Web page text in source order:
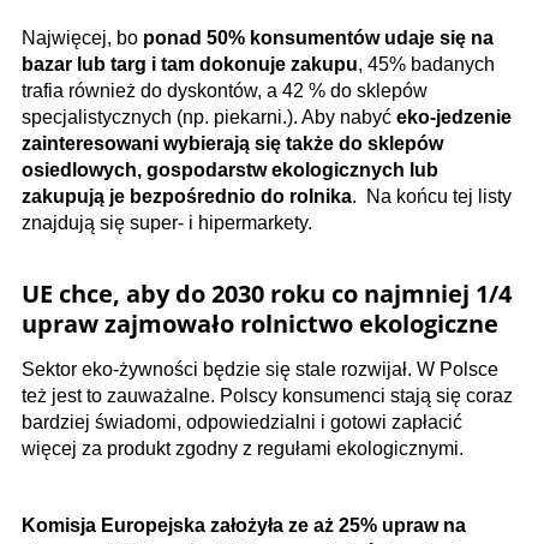
Najwięcej, bo ponad 50% konsumentów udaje się na
bazar lub targ i tam dokonuje zakupu, 45% badanych
trafia również do dyskontów, a 42 % do sklepów
specjalistycznych (np. piekarni.). Aby nabyć eko-jedzenie
zainteresowani wybierają się także do sklepów
osiedlowych, gospodarstw ekologicznych lub
zakupują je bezpośrednio do rolnika. Na końcu tej listy
znajdują się super- i hipermarkety.
UE chce, aby do 2030 roku co najmniej 1/4
upraw zajmowało rolnictwo ekologiczne
Sektor eko-żywności będzie się stale rozwijał. W Polsce
też jest to zauważalne. Polscy konsumenci stają się coraz
bardziej świadomi, odpowiedzialni i gotowi zapłacić
więcej za produkt zgodny z regułami ekologicznymi.
Komisja Europejska założyła ze aż 25% upraw na